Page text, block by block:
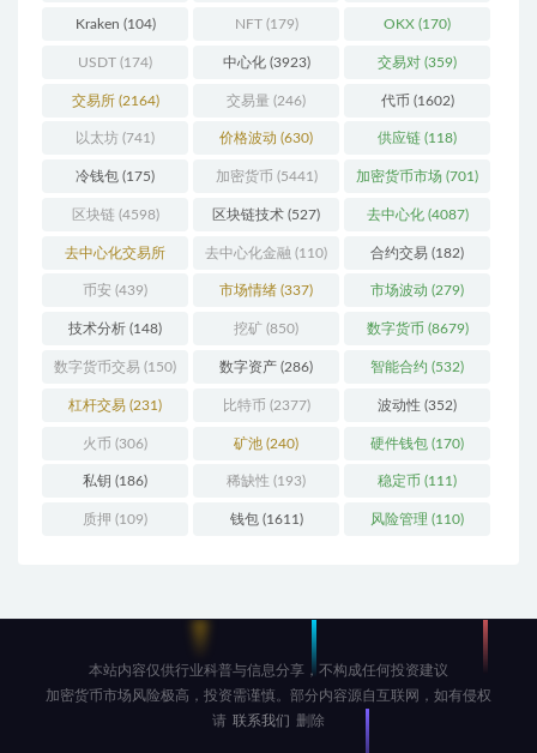
Kraken (104) NFT(179) OKX (170)
USDT (174) 中心化(3923) 交易对 (359)
交易所(2164) 交易量 (246) 代币 (1602)
以太坊 (741) 价格波动 (630) 供应链 (118)
冷钱包 (175) 加密货币 (5441) 加密货币市场 (701)
区块链(4598) 区块链技术 (527) 去中心化(4087)
去中心化交易所
(196)
去中心化金融 (110) 合约交易 (182)
币安 (439) 市场情绪 (337) 市场波动 (279)
技术分析 (148) 挖矿 (850) 数字货币 (8679)
数字货币交易 (150) 数字资产 (286) 智能合约 (532)
杠杆交易 (231) 比特币 (2377) 波动性 (352)
火币 (306) 矿池 (240) 硬件钱包 (170)
私钥 (186) 稀缺性 (193) 稳定币 (111)
质押 (109) 钱包(1611) 风险管理 (110)
本站内容仅供行业科普与信息分享，不构成任何投资建议
加密货币市场风险极高，投资需谨慎。部分内容源自互联网，如有侵权
请 联系我们 删除